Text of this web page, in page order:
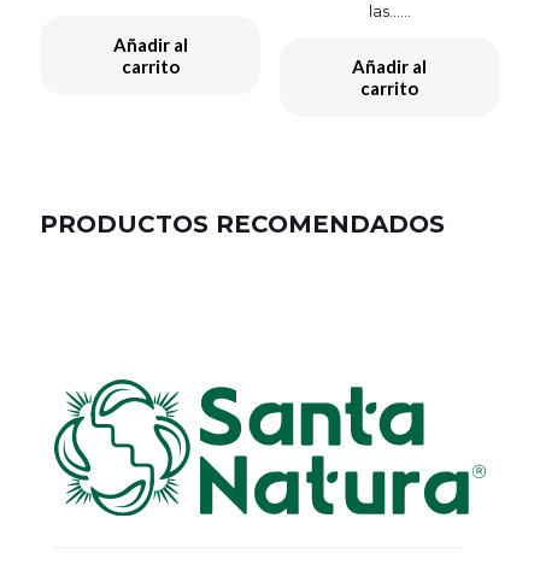
Añadir al
carrito
las…...
Añadir al
carrito
PRODUCTOS RECOMENDADOS